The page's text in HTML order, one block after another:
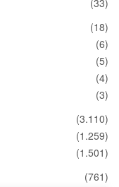
(33)
(18)
(6)
(5)
(4)
(3)
(3.110)
(1.259)
(1.501)
(761)